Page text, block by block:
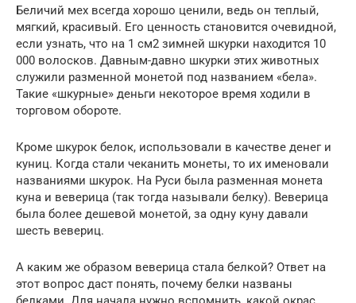
Беличий мех всегда хорошо ценили, ведь он теплый,
мягкий, красивый. Его ценность становится очевидной,
если узнать, что на 1 см2 зимней шкурки находится 10
000 волосков. Давным-давно шкурки этих животных
служили разменной монетой под названием «бела».
Такие «шкурные» деньги некоторое время ходили в
торговом обороте.
Кроме шкурок белок, использовали в качестве денег и
куниц. Когда стали чеканить монеты, то их именовали
названиями шкурок. На Руси была разменная монета
куна и веверица (так тогда называли белку). Веверица
была более дешевой монетой, за одну куну давали
шесть вевериц.
А каким же образом веверица стала белкой? Ответ на
этот вопрос даст понять, почему белки названы